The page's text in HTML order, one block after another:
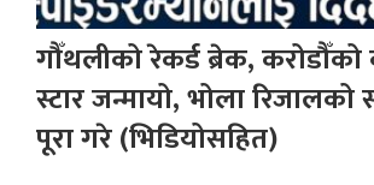
गौँथलीको रेकर्ड ब्रेक, करोडौँको
स्टार जन्मायो, भोला रिजालको
पूरा गरे (भिडियोसहित)